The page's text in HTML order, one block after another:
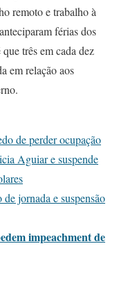
remoto e trabalho à
férias dos
três em cada dez
em relação aos
de perder ocupação
Aguiar e suspende
jornada e suspensão
impeachment de